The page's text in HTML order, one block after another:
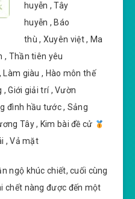
huyễn , Tây
huyễn , Báo
thù , Xuyên việt , Ma
, Thần tiên yêu
Làm giàu , Hào môn thế
Giới giải trí , Vườn
đình hầu tước , Sảng
Tây , Kim bài đề cử
, Vả mặt
ngộ khúc chiết, cuối cùng
chết nàng được đến một